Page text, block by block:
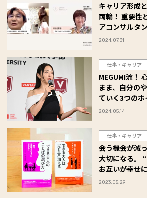
キャリア形成
両輪！ 重要性
アコンサルタ
2024.07.31
仕事・キャリア
MEGUMI流！
まま、自分の
ていく3つのポ
2024.05.14
仕事・キャリア
会う機会が減
大切になる。
お互いが幸せ
2023.05.29